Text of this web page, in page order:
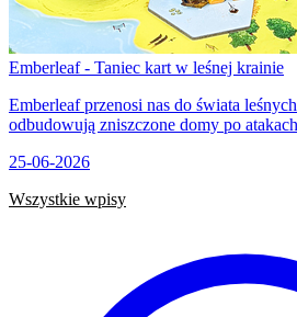
Emberleaf - Taniec kart w leśnej krainie
Emberleaf przenosi nas do świata
odbudowują zniszczone domy po
25-06-2026
Wszystkie wpisy